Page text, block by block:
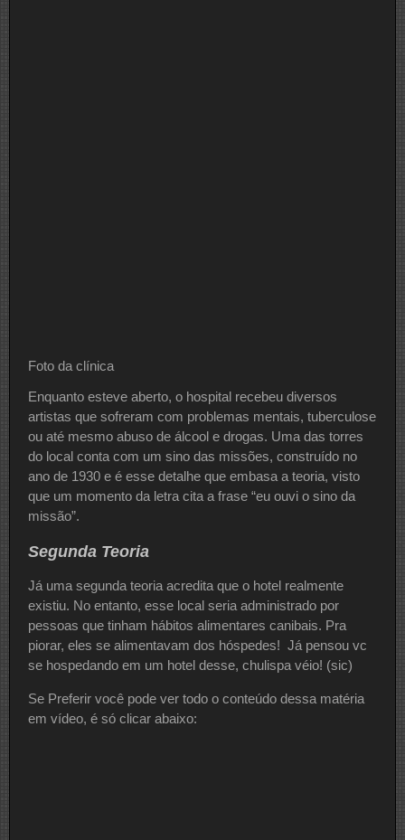
Foto da clínica
Enquanto esteve aberto, o hospital recebeu diversos
artistas que sofreram com problemas mentais, tuberculose
ou até mesmo abuso de álcool e drogas. Uma das torres
do local conta com um sino das missões, construído no
ano de 1930 e é esse detalhe que embasa a teoria, visto
que um momento da letra cita a frase “eu ouvi o sino da
missão”.
Segunda Teoria
Já uma segunda teoria acredita que o hotel realmente
existiu. No entanto, esse local seria administrado por
pessoas que tinham hábitos alimentares canibais. Pra
piorar, eles se alimentavam dos hóspedes! Já pensou vc
se hospedando em um hotel desse, chulispa véio! (sic)
Se Preferir você pode ver todo o conteúdo dessa matéria
em vídeo, é só clicar abaixo: